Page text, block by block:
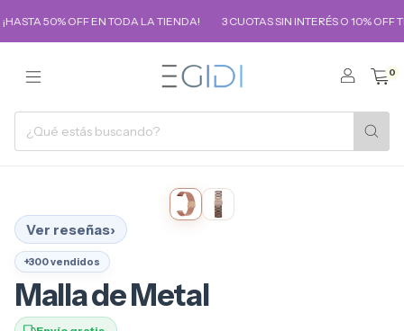
50% OFF EN TODA LA TIENDA! 3 CUOTAS SIN INTERÉS O 10% OFF
0
Ver reseñas
+300 vendidos
Malla de Metal